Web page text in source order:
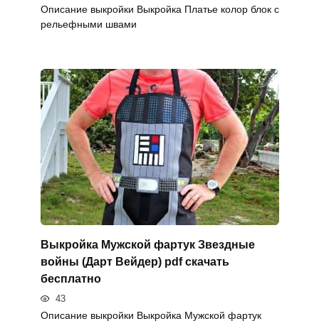
Описание выкройки Выкройка Платье колор блок с
рельефными швами
Выкройка Мужской фартук Звездные
войны (Дарт Вейдер) pdf скачать
бесплатно
43
Описание выкройки Выкройка Мужской фартук